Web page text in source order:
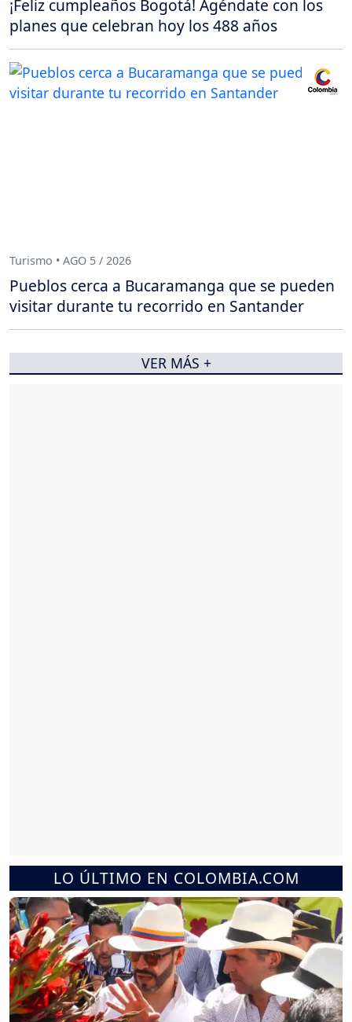
LO ÚLTIMO EN COLOMBIA.COM
¡Feliz cumpleaños Bogotá! Agéndate con los
planes que celebran hoy los 488 años
Turismo • AGO 5 / 2026
Pueblos cerca a Bucaramanga que se pueden
visitar durante tu recorrido en Santander
VER MÁS +